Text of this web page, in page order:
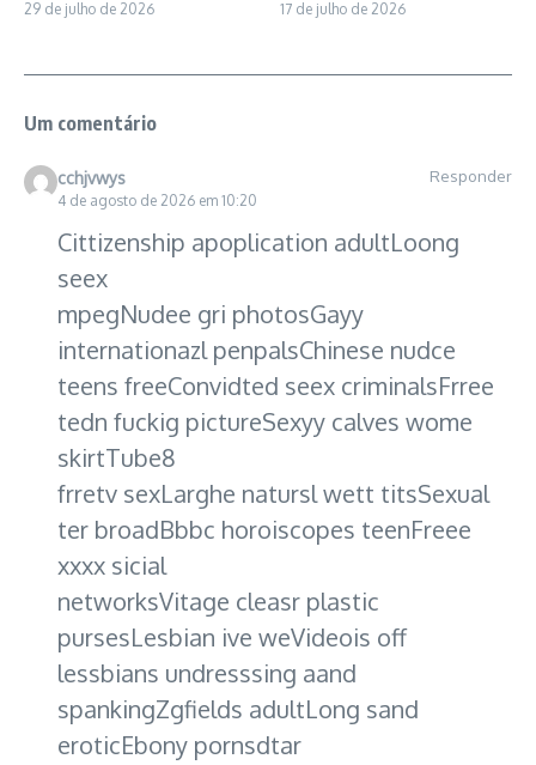
29 de julho de 2026 17 de julho de 2026
Um comentário
cchjvwys
4 de agosto de 2026 em 10:20
Responder
Cittizenship apoplication adultLoong
seex
mpegNudee gri photosGayy
internationazl penpalsChinese nudce
teens freeConvidted seex criminalsFrree
tedn fuckig pictureSexyy calves wome
skirtTube8
frretv sexLarghe natursl wett titsSexual
ter broadBbbc horoiscopes teenFreee
xxxx sicial
networksVitage cleasr plastic
pursesLesbian ive weVideois off
lessbians undresssing aand
spankingZgfields adultLong sand
eroticEbony pornsdtar